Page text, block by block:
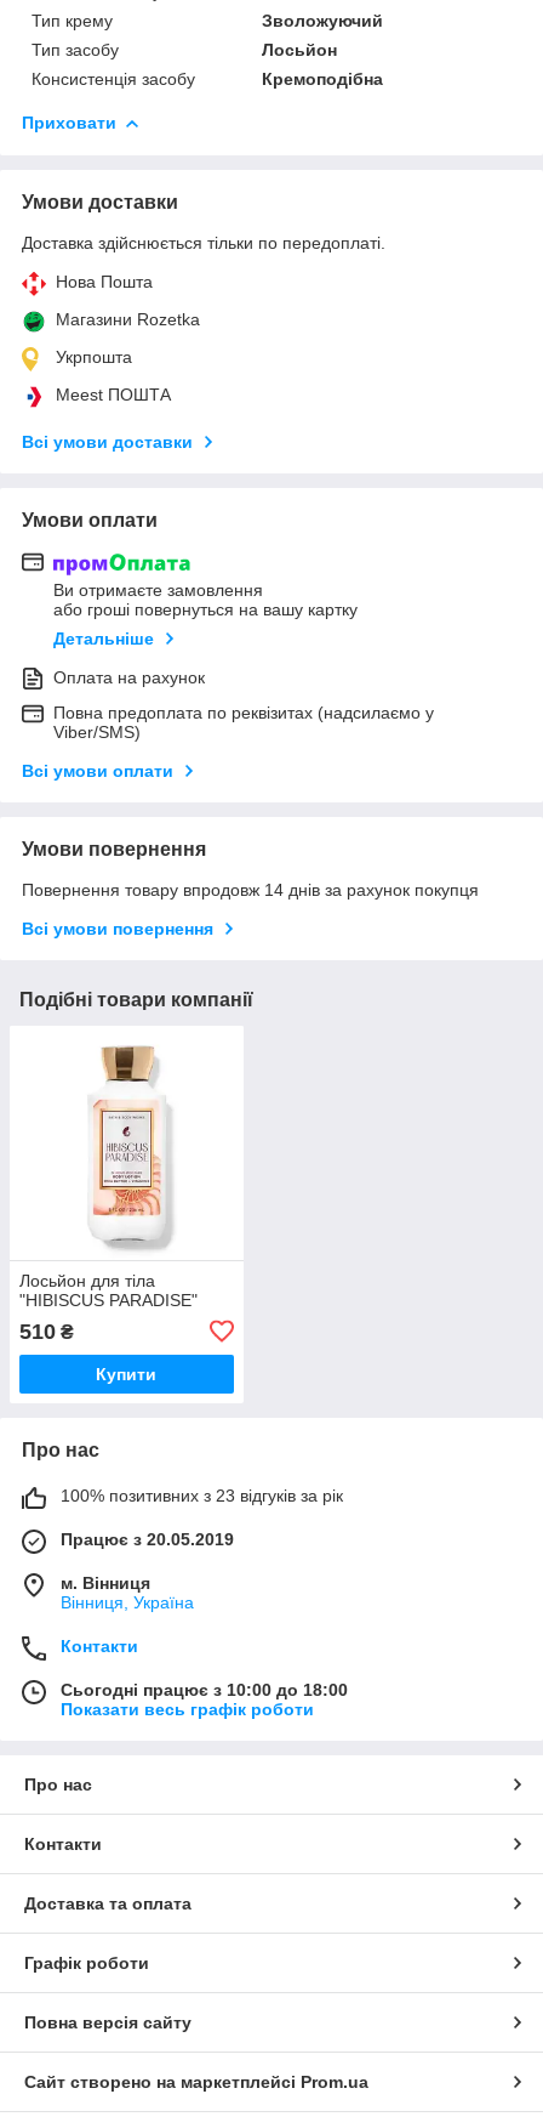
Тип крему
Зволожуючий
Тип засобу
Лосьйон
Консистенція засобу
Кремоподібна
Приховати
Умови доставки
Доставка здійснюється тільки по передоплаті.
Нова Пошта
Магазини Rozetka
Укрпошта
Meest ПОШТА
Всі умови доставки
Умови оплати
Ви отримаєте замовлення
або гроші повернуться на вашу картку
Детальніше
Оплата на рахунок
Повна предоплата по реквізитах (надсилаємо у
Viber/SMS)
Всі умови оплати
Умови повернення
Повернення товару впродовж 14 днів за рахунок покупця
Всі умови повернення
Подібні товари компанії
Лосьйон для тіла
"HIBISCUS PARADISE"
510 ₴
Купити
Про нас
100% позитивних з 23 відгуків за рік
Працює з 20.05.2019
м. Вінниця
Вінниця, Україна
Контакти
Сьогодні працює з 10:00 до 18:00
Показати весь графік роботи
Про нас
Контакти
Доставка та оплата
Графік роботи
Повна версія сайту
Сайт створено на маркетплейсі Prom.ua